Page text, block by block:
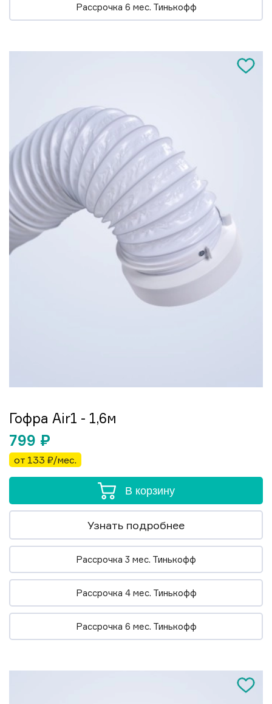
Рассрочка 6 мес. Тинькофф
Гофра Air1 - 1,6м
799 ₽
от 133 ₽/мес.
В корзину
Узнать подробнее
Рассрочка 3 мес. Тинькофф
Рассрочка 4 мес. Тинькофф
Рассрочка 6 мес. Тинькофф